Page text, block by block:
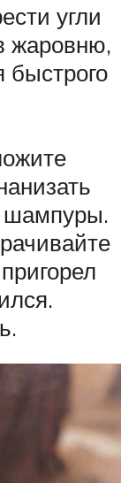
угли
жаровню,
быстрого
шампуры.